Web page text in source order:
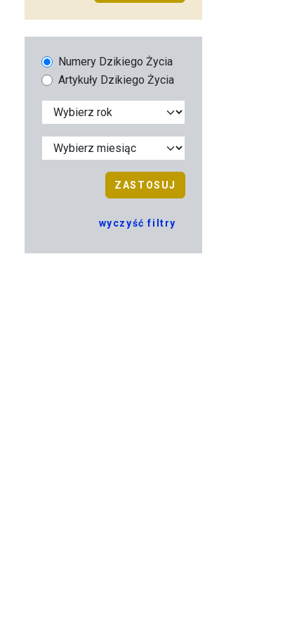
Numery Dzikiego Życia
Artykuły Dzikiego Życia
ZASTOSUJ
wyczyść filtry